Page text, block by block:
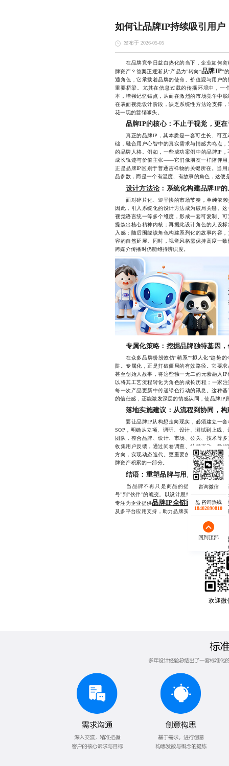
如何让品牌IP持续吸引用户
发布于 2026-05-05
在品牌竞争日益白热化的当下，企业如何突
牌资产？答案正逐渐从“产品力”转向“品牌IP”
通角色，它承载着品牌的使命、价值观与用户
重要桥梁。尤其在信息过载的传播环境中，一
本，增强记忆锚点，从而在激烈的市场竞争中
在表面视觉设计阶段，缺乏系统性方法论支撑
花一现的营销噱头。
品牌IP的核心：不止于视觉，更
真正的品牌IP，其本质是一套可生长、可互
础，融合用户心智中的真实需求与情感共鸣点
的品牌人格。例如，一些成功案例中的品牌IP
成长轨迹与价值主张——它们像朋友一样陪伴用
正是品牌IP区别于普通吉祥物的关键所在。当
品参数，而是一个有温度、有故事的角色，这便
设计方法论 ：系统化构建品牌IP
面对碎片化、短平快的市场节奏，单纯依赖
因此，引入系统化的设计方法成为破局关键。
视觉语言统一等多个维度，形成一套可复制、
提炼出核心精神内核；再据此设计角色的人设
入感；随后围绕该角色构建系列化的故事内容
容的自然延展。同时，视觉风格需保持高度一
跨媒介传播时仍能维持辨识度。
专属化策略：挖掘品牌独特基因
在众多品牌纷纷效仿“萌系”“拟人化”趋势的
阱。专属化，正是打破僵局的有效路径。它要
甚至创始人故事，将这些独一无二的元素融入
以将其工艺流程转化为角色的成长历程；一家
每一次产品更新中传递绿色行动的讯息。这种
的信任感，还能激发深层的情感认同，使品牌IP
落地实施建议：从流程到协同，
要让品牌IP从构想走向现实，必须建立一套
SOP，明确从立项、调研、设计、测试到上线
团队，整合品牌、设计、市场、公关、技术等
收集用户反馈，通过问卷调查、社群互动、数
方向，实现动态迭代。更重要的是，将品牌IP
牌资产积累的一部分。
结语：重塑品牌与用户的关系
当品牌不再只是商品的提供者，而是情感
号”到“伙伴”的蜕变。以设计思维打磨品牌人格
专注为企业提供品牌IP全链路设计与落地
及多平台应用支持，助力品牌实现从0到1的专属
欢迎微
咨询热线
18402890810
回到顶部